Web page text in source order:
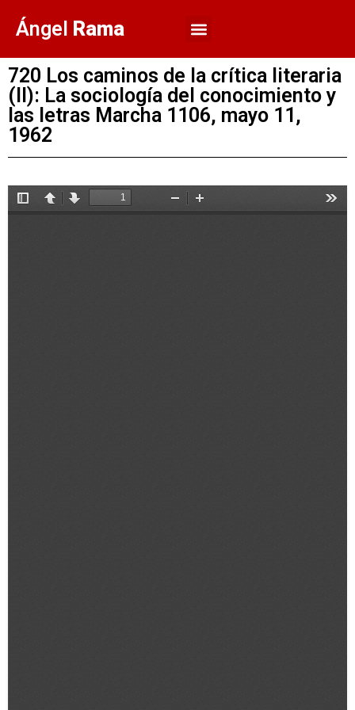
Ángel Rama
720 Los caminos de la crítica literaria
(II): La sociología del conocimiento y
las letras Marcha 1106, mayo 11,
1962